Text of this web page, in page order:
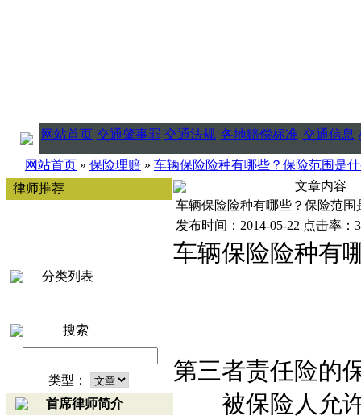
网站首页 交通肇事罪 交通法规 各地赔偿标准 交通信息
网站首页 » 保险理赔 » 车辆保险险种有哪些？保险范围是
律师推荐
分类列表
搜索
类型：
首席律师简介
文章内容
车辆保险险种有哪些？保险范围
发布时间：2014-05-22 点击率：
车辆保险险种有
第三者责任险的
被保险人允许